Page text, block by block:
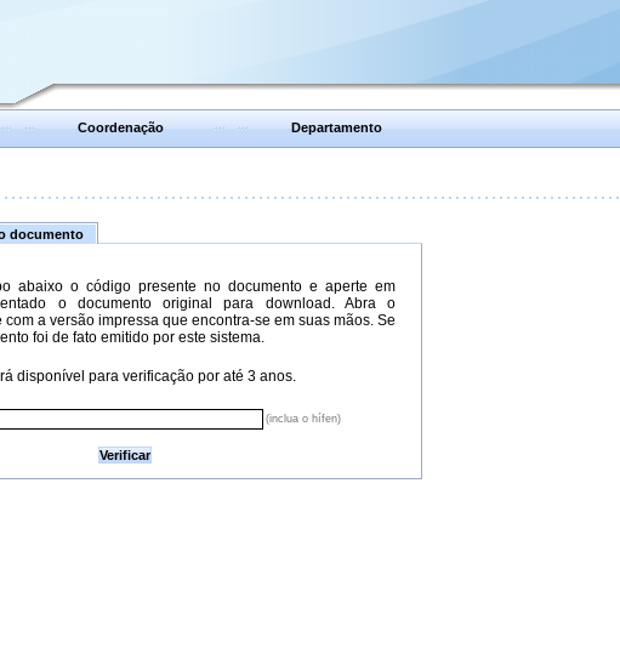
Coordenação Departamento
documento
abaixo o código presente no documento e aperte em
o documento original para download. Abra o
a versão impressa que encontra-se em suas mãos. Se
foi de fato emitido por este sistema.
disponível para verificação por até 3 anos.
(inclua o hífen)